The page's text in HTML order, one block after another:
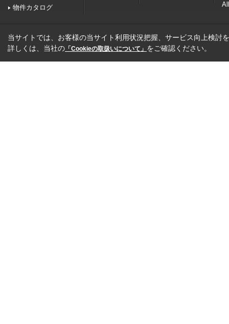
物件カタログ
当サイトでは、お客様の当サイト利用状況把握、サービス向上検討
詳しくは、当社の 「Cookieの取扱いについて」 をご確認ください。